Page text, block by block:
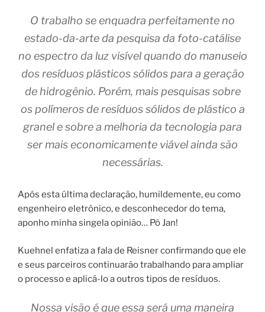
O trabalho se enquadra perfeitamente no
estado-da-arte da pesquisa da foto-catálise
no espectro da luz visível quando do manuseio
dos resíduos plásticos sólidos para a geração
de hidrogênio. Porém, mais pesquisas sobre
os polímeros de resíduos sólidos de plástico a
granel e sobre a melhoria da tecnologia para
ser mais economicamente viável ainda são
necessárias.
Após esta última declaração, humildemente, eu como
engenheiro eletrônico, e desconhecedor do tema,
aponho minha singela opinião… Pô Jan!
Kuehnel enfatiza a fala de Reisner confirmando que ele
e seus parceiros continuarão trabalhando para ampliar
o processo e aplicá-lo a outros tipos de resíduos.
Nossa visão é que essa será uma maneira